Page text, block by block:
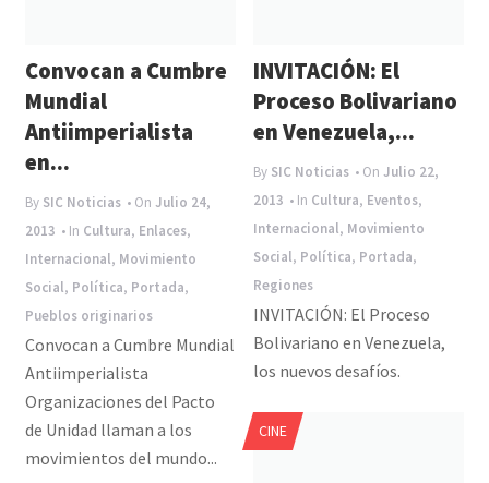
Convocan a Cumbre
Mundial
Antiimperialista
en...
By SIC Noticias • OnJulio 24,
2013 • In Cultura, Enlaces,
Internacional, Movimiento
Social, Política, Portada,
Pueblos originarios
Convocan a Cumbre Mundial
Antiimperialista
Organizaciones del Pacto
de Unidad llaman a los
movimientos del mundo...
INVITACIÓN: El
Proceso Bolivariano
en Venezuela,...
By SIC Noticias • OnJulio 22,
2013 • In Cultura, Eventos,
Internacional, Movimiento
Social, Política, Portada,
Regiones
INVITACIÓN: El Proceso
Bolivariano en Venezuela,
los nuevos desafíos.
CINE